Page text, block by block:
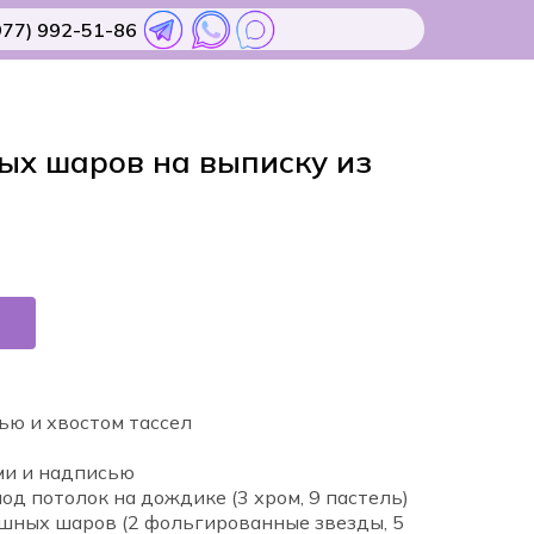
992-51-86
шаров на выписку из
и хвостом тассел
и надписью
потолок на дождике (3 хром, 9 пастель)
шаров (2 фольгированные звезды, 5